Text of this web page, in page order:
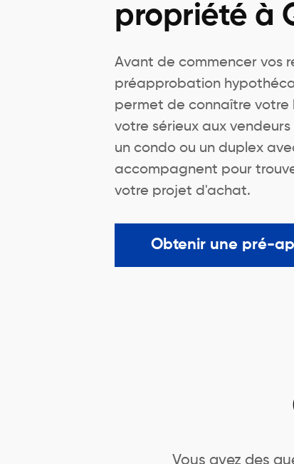
propriété à
Avant de commencer vos
préapprobation
permet de connaître
votre sérieux aux
un condo ou un duplex
accompagnent pour
votre projet d'achat.
Obtenir une pré-
Vous avez des